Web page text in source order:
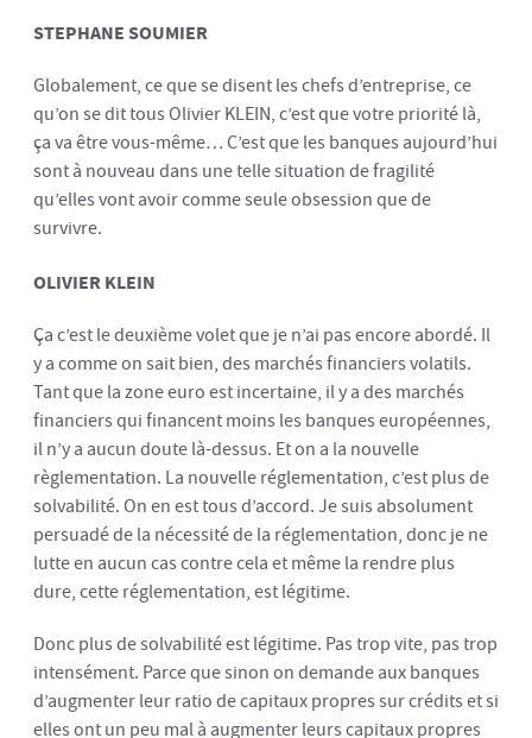
STEPHANE SOUMIER
Globalement, ce que se disent les chefs d’entreprise, ce
qu’on se dit tous Olivier KLEIN, c’est que votre priorité là,
ça va être vous-même… C’est que les banques aujourd’hui
sont à nouveau dans une telle situation de fragilité
qu’elles vont avoir comme seule obsession que de
survivre.
OLIVIER KLEIN
Ça c’est le deuxième volet que je n’ai pas encore abordé. Il
y a comme on sait bien, des marchés financiers volatils.
Tant que la zone euro est incertaine, il y a des marchés
financiers qui financent moins les banques européennes,
il n’y a aucun doute là-dessus. Et on a la nouvelle
règlementation. La nouvelle réglementation, c’est plus de
solvabilité. On en est tous d’accord. Je suis absolument
persuadé de la nécessité de la réglementation, donc je ne
lutte en aucun cas contre cela et même la rendre plus
dure, cette réglementation, est légitime.
Donc plus de solvabilité est légitime. Pas trop vite, pas trop
intensément. Parce que sinon on demande aux banques
d’augmenter leur ratio de capitaux propres sur crédits et si
elles ont un peu mal à augmenter leurs capitaux propres